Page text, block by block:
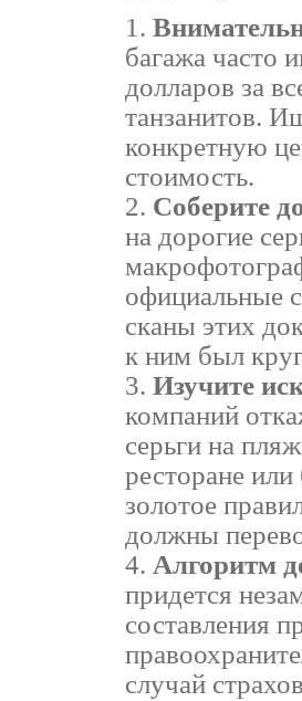
багажа часто
долларов за
танзанитов.
конкретную
стоимость.
Соберите
на дорогие
официальные
сканы этих
к ним был
Изучите
компаний
серьги на
ресторане
золотое
должны
Алгоритм
придется
составления
случай